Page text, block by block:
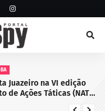
Juazeiro na VI edição
de Ações Táticas (NAT-